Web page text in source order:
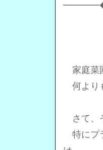
家庭菜
何より
さて、
特にプ